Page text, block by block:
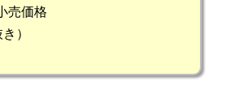
売価格
）